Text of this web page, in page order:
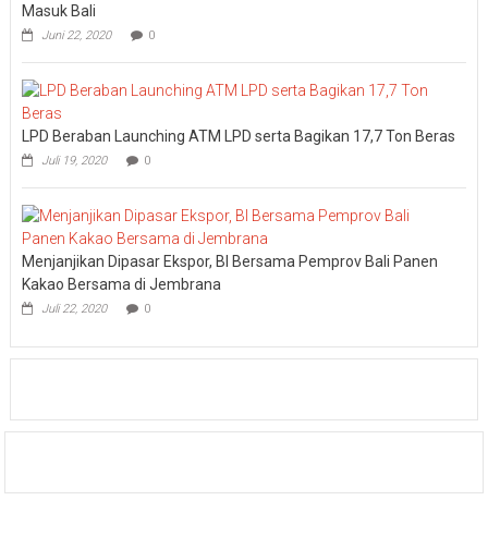
Masuk Bali
Juni 22, 2020 0
LPD Beraban Launching ATM LPD serta Bagikan 17,7 Ton Beras
Juli 19, 2020 0
Menjanjikan Dipasar Ekspor, BI Bersama Pemprov Bali Panen
Kakao Bersama di Jembrana
Juli 22, 2020 0